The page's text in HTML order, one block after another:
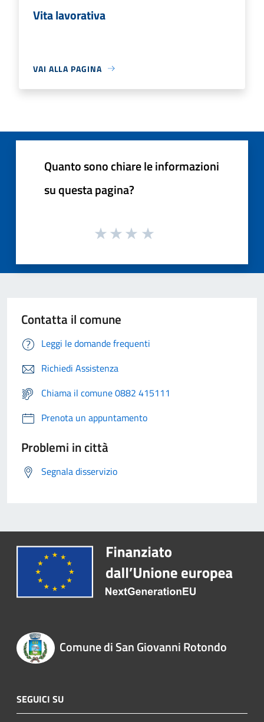
Vita lavorativa
VAI ALLA PAGINA
Quanto sono chiare le informazioni
su questa pagina?
Contatta il comune
Leggi le domande frequenti
Richiedi Assistenza
Chiama il comune 0882 415111
Prenota un appuntamento
Problemi in città
Segnala disservizio
Comune di San Giovanni Rotondo
SEGUICI SU